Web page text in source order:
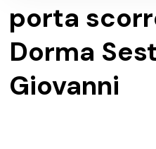
porta
Dorma
Giovanni